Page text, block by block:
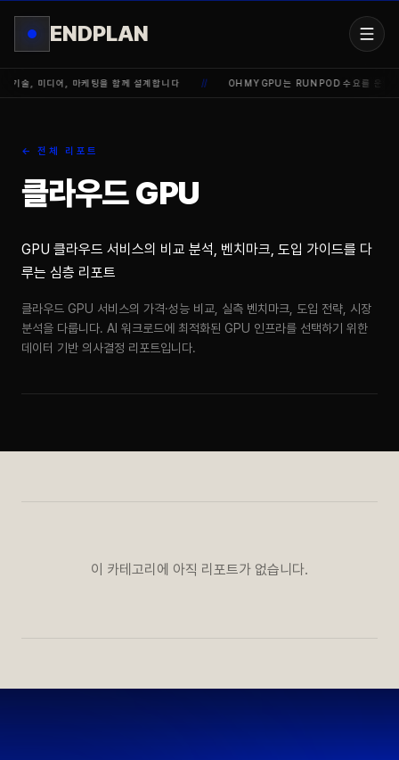
ENDPLAN
기술, 미디어, 마케팅을 함께 설계합니다 OHMYGPU는 RUNPOD 수요를 운영
← 전체 리포트
클라우드 GPU
GPU 클라우드 서비스의 비교 분석, 벤치마크, 도입 가이드를 다
루는 심층 리포트
클라우드 GPU 서비스의 가격·성능 비교, 실측 벤치마크, 도입 전략, 시장
분석을 다룹니다. AI 워크로드에 최적화된 GPU 인프라를 선택하기 위한
데이터 기반 의사결정 리포트입니다.
이 카테고리에 아직 리포트가 없습니다.